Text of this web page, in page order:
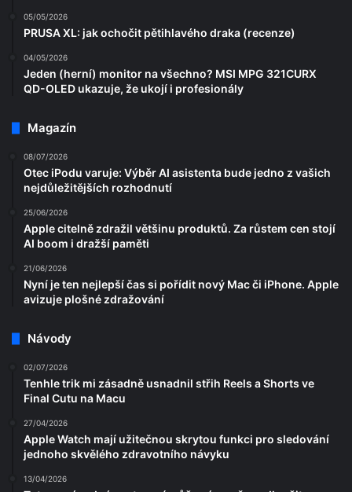
05/05/2026
PRUSA XL: jak ochočit pětihlavého draka (recenze)
04/05/2026
Jeden (herní) monitor na všechno? MSI MPG 321CURX
QD-OLED ukazuje, že ukojí i profesionály
Magazín
08/07/2026
Otec iPodu varuje: Výběr AI asistenta bude jedno z vašich
nejdůležitějších rozhodnutí
25/06/2026
Apple citelně zdražil většinu produktů. Za růstem cen stojí
AI boom i dražší paměti
21/06/2026
Nyní je ten nejlepší čas si pořídit nový Mac či iPhone. Apple
avizuje plošné zdražování
Návody
02/07/2026
Tenhle trik mi zásadně usnadnil střih Reels a Shorts ve
Final Cutu na Macu
27/04/2026
Apple Watch mají užitečnou skrytou funkci pro sledování
jednoho skvělého zdravotního návyku
13/04/2026